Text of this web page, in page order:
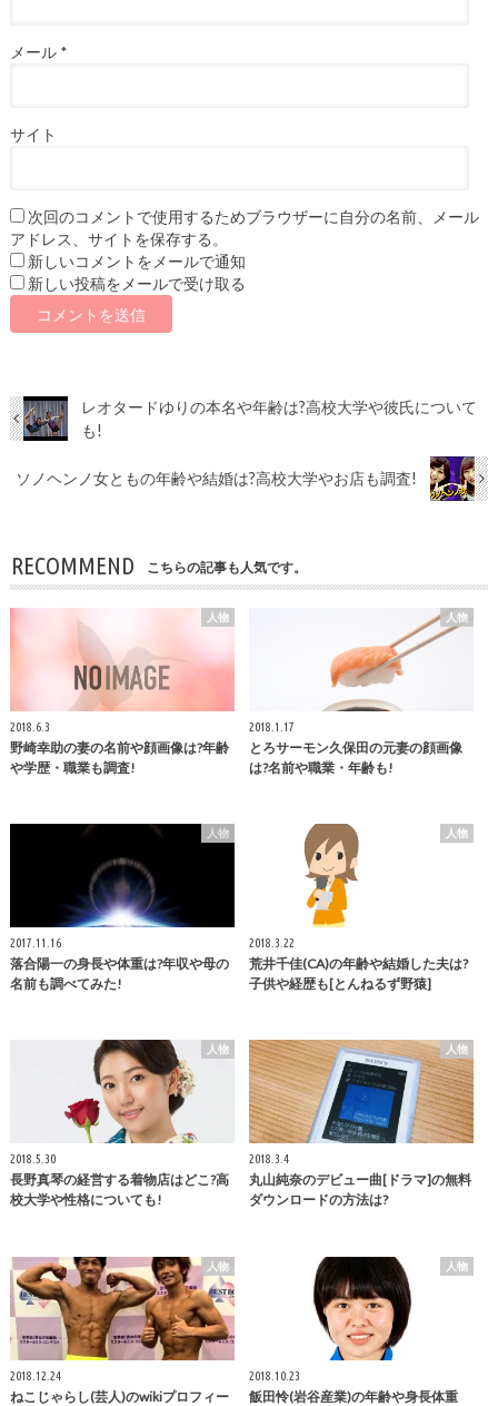
メール *
サイト
次回のコメントで使用するためブラウザーに自分の名前、メール
アドレス、サイトを保存する。
新しいコメントをメールで通知
新しい投稿をメールで受け取る
レオタードゆりの本名や年齢は?高校大学や彼氏について
も!
ソノヘンノ女ともの年齢や結婚は?高校大学やお店も調査!
RECOMMEND こちらの記事も人気です。
人物
2018.6.3
野崎幸助の妻の名前や顔画像は?年齢
や学歴・職業も調査!
人物
2018.1.17
とろサーモン久保田の元妻の顔画像
は?名前や職業・年齢も!
人物
2017.11.16
落合陽一の身長や体重は?年収や母の
名前も調べてみた!
人物
2018.3.22
荒井千佳(CA)の年齢や結婚した夫は?
子供や経歴も[とんねるず野猿]
人物
2018.5.30
長野真琴の経営する着物店はどこ?高
校大学や性格についても!
人物
2018.3.4
丸山純奈のデビュー曲[ドラマ]の無料
ダウンロードの方法は?
人物
2018.12.24
ねこじゃらし(芸人)のwikiプロフィー
人物
2018.10.23
飯田怜(岩谷産業)の年齢や身長体重